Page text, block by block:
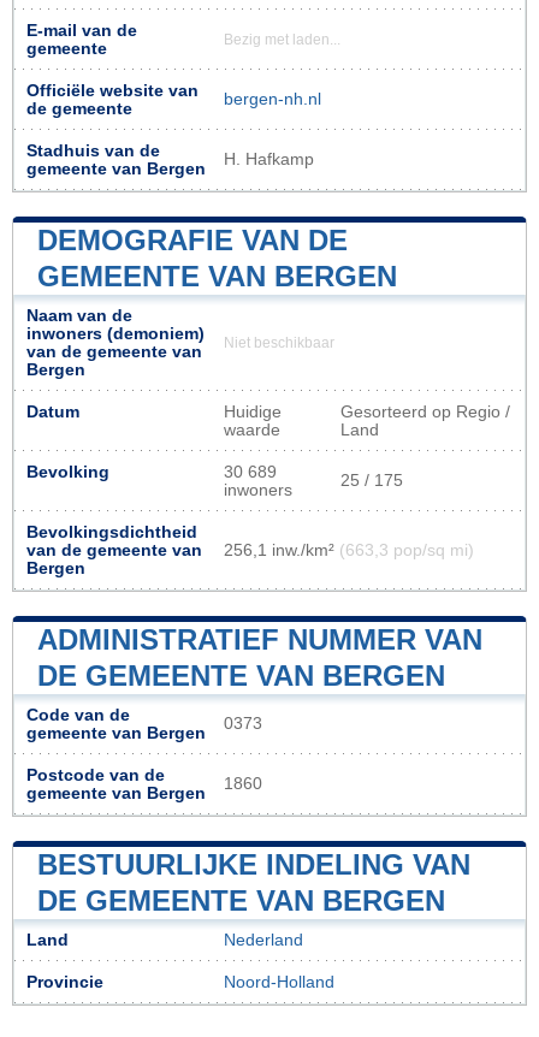
E-mail van de
gemeente
Bezig met laden...
Officiële website van
de gemeente
bergen-nh.nl
Stadhuis van de
gemeente van Bergen
H. Hafkamp
DEMOGRAFIE VAN DE
GEMEENTE VAN BERGEN
Naam van de
inwoners (demoniem)
van de gemeente van
Bergen
Niet beschikbaar
Datum
Huidige
waarde
Gesorteerd op Regio /
Land
Bevolking
30 689
inwoners
25 / 175
Bevolkingsdichtheid
van de gemeente van
Bergen
256,1 inw./km² (663,3 pop/sq mi)
ADMINISTRATIEF NUMMER VAN
DE GEMEENTE VAN BERGEN
Code van de
gemeente van Bergen
0373
Postcode van de
gemeente van Bergen
1860
BESTUURLIJKE INDELING VAN
DE GEMEENTE VAN BERGEN
Land Nederland
Provincie Noord-Holland